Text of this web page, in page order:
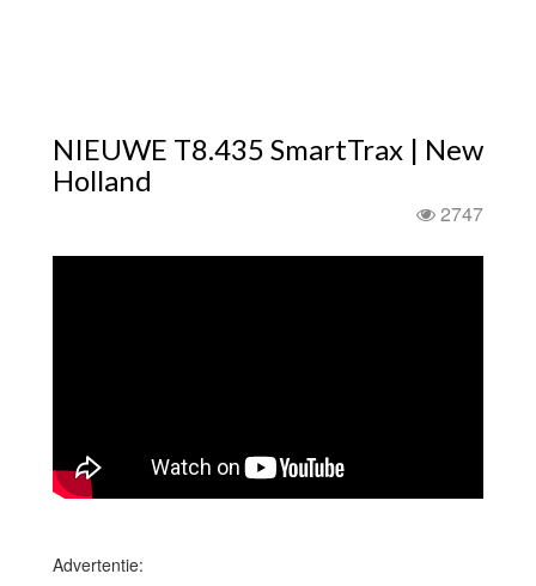
NIEUWE T8.435 SmartTrax | New
Holland
2747
Advertentie: